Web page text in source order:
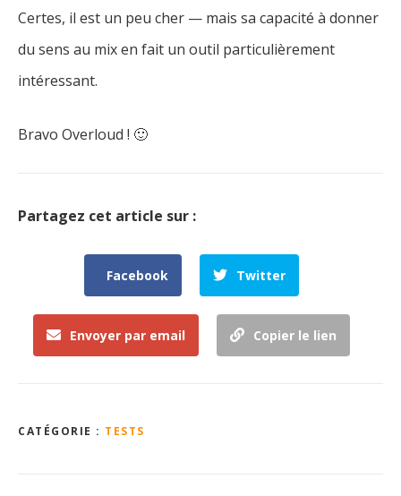
Certes, il est un peu cher — mais sa capacité à donner
du sens au mix en fait un outil particulièrement
intéressant.
Bravo Overloud ! 🙂
Partagez cet article sur :
Facebook Twitter
Envoyer par email Copier le lien
CATÉGORIE : TESTS